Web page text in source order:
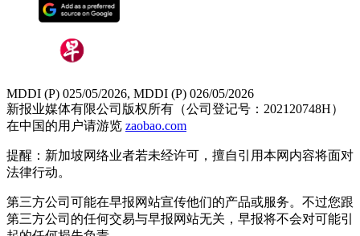
MDDI (P) 025/05/2026, MDDI (P) 026/05/2026
新报业媒体有限公司版权所有（公司登记号：202120748H）
在中国的用户请游览 zaobao.com
提醒：新加坡网络业者若未经许可，擅自引用本网内容将面对
法律行动。
第三方公司可能在早报网站宣传他们的产品或服务。不过您跟
第三方公司的任何交易与早报网站无关，早报将不会对可能引